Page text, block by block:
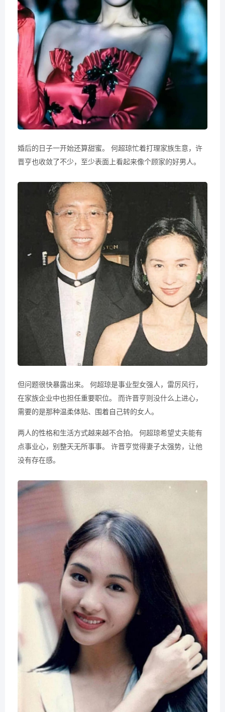
婚后的日子一开始还算甜蜜。 何超琼忙着打理家族生意，许
晋亨也收敛了不少，至少表面上看起来像个顾家的好男人。
但问题很快暴露出来。 何超琼是事业型女强人，雷厉风行，
在家族企业中也担任重要职位。 而许晋亨则没什么上进心，
需要的是那种温柔体贴、围着自己转的女人。
两人的性格和生活方式越来越不合拍。 何超琼希望丈夫能有
点事业心，别整天无所事事。 许晋亨觉得妻子太强势，让他
没有存在感。